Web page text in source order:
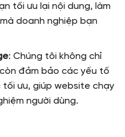
tối ưu lại nội dung, làm
doanh nghiệp bạn
: Chúng tôi không chỉ
đảm bảo các yếu tố
ưu, giúp website chạy
người dùng.